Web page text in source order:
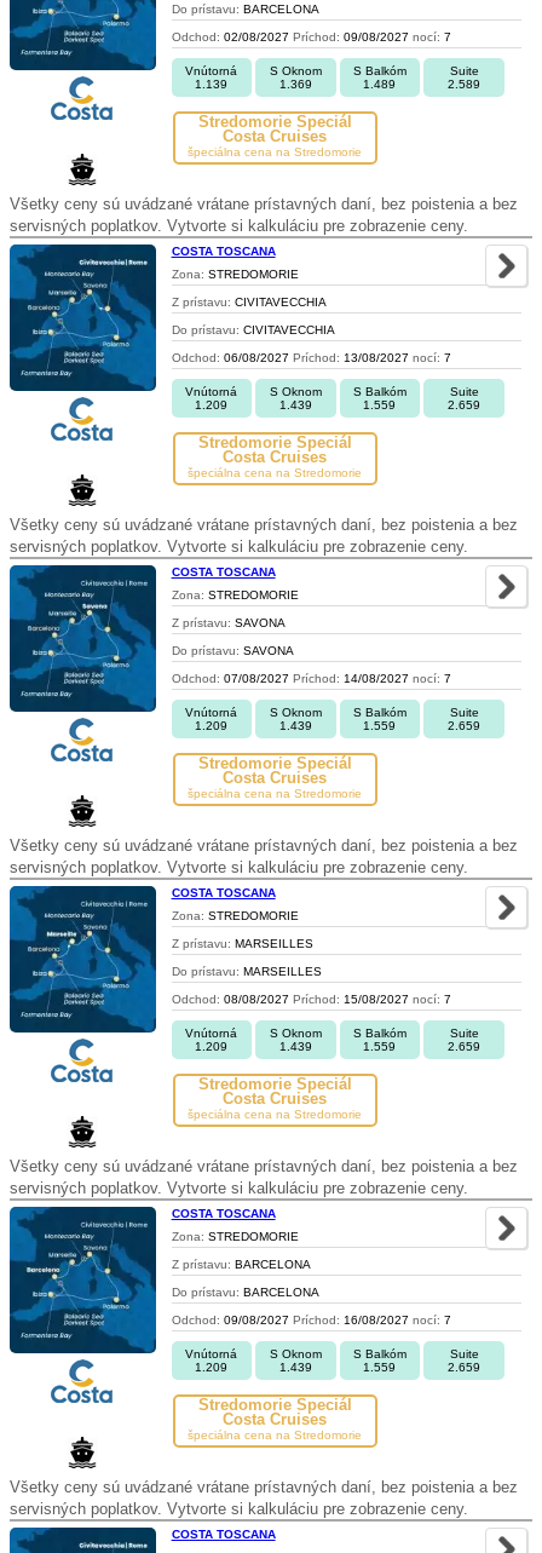
Do prístavu: BARCELONA
Odchod: 02/08/2027 Príchod: 09/08/2027 nocí: 7
Vnútorná
1.139
S Oknom
1.369
S Balkóm
1.489
Suite
2.589
Stredomorie Špeciál
Costa Cruises
špeciálna cena na Stredomorie
Všetky ceny sú uvádzané vrátane prístavných daní, bez poistenia a bez
servisných poplatkov. Vytvorte si kalkuláciu pre zobrazenie ceny.
COSTA TOSCANA
Zona: STREDOMORIE
Z prístavu: CIVITAVECCHIA
Do prístavu: CIVITAVECCHIA
Odchod: 06/08/2027 Príchod: 13/08/2027 nocí: 7
Vnútorná
1.209
S Oknom
1.439
S Balkóm
1.559
Suite
2.659
Stredomorie Špeciál
Costa Cruises
špeciálna cena na Stredomorie
Všetky ceny sú uvádzané vrátane prístavných daní, bez poistenia a bez
servisných poplatkov. Vytvorte si kalkuláciu pre zobrazenie ceny.
COSTA TOSCANA
Zona: STREDOMORIE
Z prístavu: SAVONA
Do prístavu: SAVONA
Odchod: 07/08/2027 Príchod: 14/08/2027 nocí: 7
Vnútorná
1.209
S Oknom
1.439
S Balkóm
1.559
Suite
2.659
Stredomorie Špeciál
Costa Cruises
špeciálna cena na Stredomorie
Všetky ceny sú uvádzané vrátane prístavných daní, bez poistenia a bez
servisných poplatkov. Vytvorte si kalkuláciu pre zobrazenie ceny.
COSTA TOSCANA
Zona: STREDOMORIE
Z prístavu: MARSEILLES
Do prístavu: MARSEILLES
Odchod: 08/08/2027 Príchod: 15/08/2027 nocí: 7
Vnútorná
1.209
S Oknom
1.439
S Balkóm
1.559
Suite
2.659
Stredomorie Špeciál
Costa Cruises
špeciálna cena na Stredomorie
Všetky ceny sú uvádzané vrátane prístavných daní, bez poistenia a bez
servisných poplatkov. Vytvorte si kalkuláciu pre zobrazenie ceny.
COSTA TOSCANA
Zona: STREDOMORIE
Z prístavu: BARCELONA
Do prístavu: BARCELONA
Odchod: 09/08/2027 Príchod: 16/08/2027 nocí: 7
Vnútorná
1.209
S Oknom
1.439
S Balkóm
1.559
Suite
2.659
Stredomorie Špeciál
Costa Cruises
špeciálna cena na Stredomorie
Všetky ceny sú uvádzané vrátane prístavných daní, bez poistenia a bez
servisných poplatkov. Vytvorte si kalkuláciu pre zobrazenie ceny.
COSTA TOSCANA